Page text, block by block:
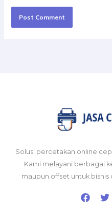
Solusi percetakan online
Kami melayani berbagai
maupun offset untuk